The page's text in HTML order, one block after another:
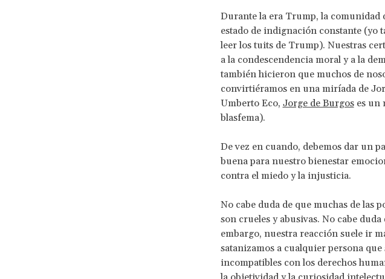
Durante la era Trump, la comunidad
estado de indignación constante (yo
leer los tuits de Trump). Nuestras
a la condescendencia moral y a la
también hicieron que muchos de
convirtiéramos en una miríada de
Umberto Eco, Jorge de Burgoses un
blasfema).
De vez en cuando, debemos dar un
buena para nuestro bienestar
contra el miedo y la injusticia.
No cabe duda de que muchas de las
son crueles y abusivas. No cabe
embargo, nuestra reacción suele ir
satanizamos a cualquier persona
incompatibles con los derechos